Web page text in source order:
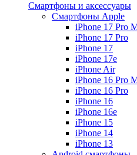
Смартфоны и аксессуары
Смартфоны Apple
iPhone 17 Pro
iPhone 17 Pro
iPhone 17
iPhone 17e
iPhone Air
iPhone 16 Pro
iPhone 16 Pro
iPhone 16
iPhone 16e
iPhone 15
iPhone 14
iPhone 13